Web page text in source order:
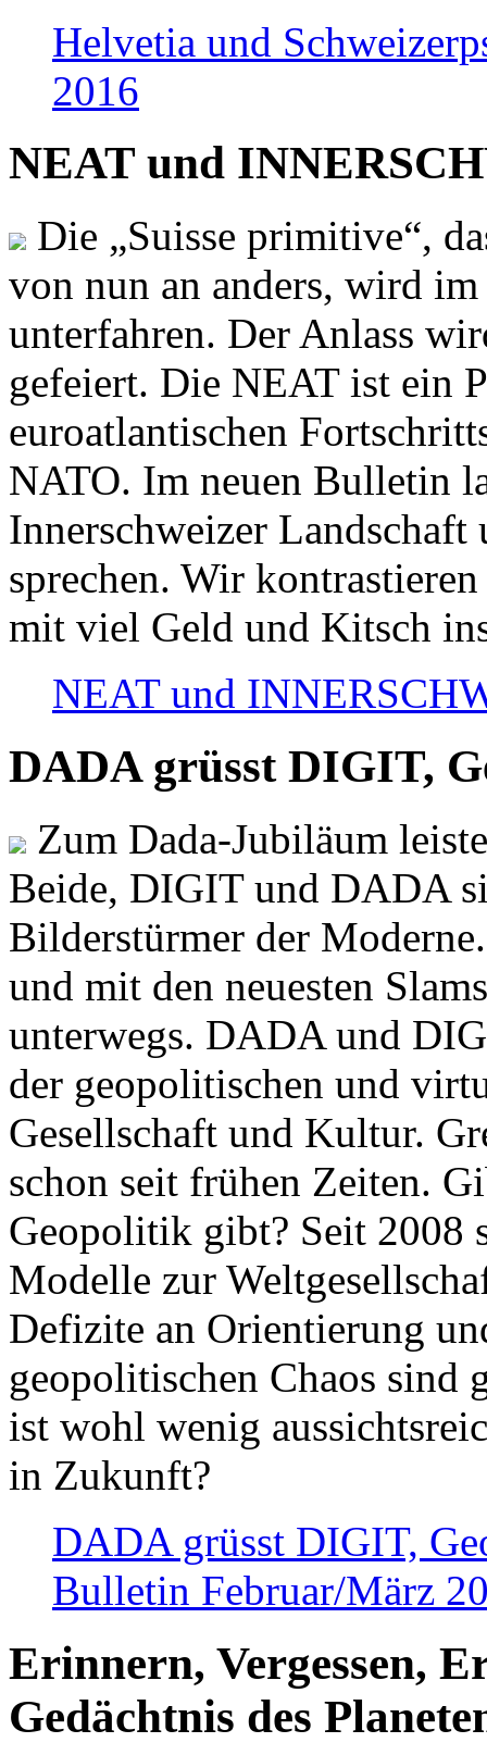
Helvetia und
2016
NEAT und
Die „Suisse primitive“,
von nun an anders, wird
unterfahren. Der Anlass
gefeiert. Die NEAT ist ein
euroatlantischen
NATO. Im neuen Bulletin
Innerschweizer
sprechen. Wir
mit viel Geld und Kitsch
NEAT und
DADA grüsst DIGIT,
Zum Dada-Jubiläum
Beide, DIGIT und DADA
Bilderstürmer der
und mit den neuesten
unterwegs. DADA und
der geopolitischen und
Gesellschaft und Kultur.
schon seit frühen Zeiten.
Geopolitik gibt? Seit 2008
Modelle zur
Defizite an Orientierung
geopolitischen Chaos sind
ist wohl wenig
in Zukunft?
DADA grüsst DIGIT,
Bulletin Februar/März
Erinnern, Vergessen,
Gedächtnis des